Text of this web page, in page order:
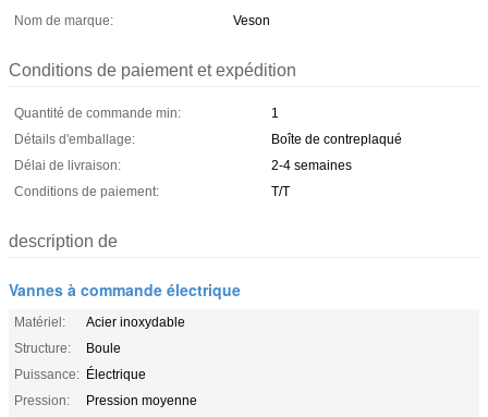
Nom de marque: Veson
Conditions de paiement et expédition
Quantité de commande min:
1
Détails d'emballage:
Boîte de contreplaqué
Délai de livraison:
2-4 semaines
Conditions de paiement:
T/T
description de
Vannes à commande électrique
Matériel:
Acier inoxydable
Structure:
Boule
Puissance: Électrique
Pression:
Pression moyenne